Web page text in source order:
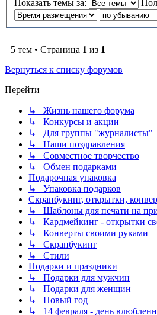
Показать темы за:
5 тем • Страница 1 из 1
Вернуться к списку форумов
Перейти
↳ Жизнь нашего форума
↳ Конкурсы и акции
↳ Для группы "журналисты"
↳ Наши поздравления
↳ Совместное творчество
↳ Обмен подарками
Подарочная упаковка
↳ Упаковка подарков
Скрапбукинг, открытки,
↳ Шаблоны для печати на
↳ Кардмейкинг - открытки
↳ Конверты своими руками
↳ Скрапбукинг
↳ Стили
Подарки и праздники
↳ Подарки для мужчин
↳ Подарки для женщин
↳ Новый год
↳ 14 февраля - день